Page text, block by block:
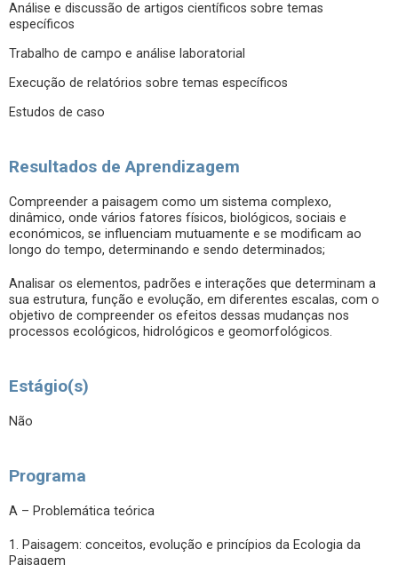
Análise e discussão de artigos científicos sobre temas
específicos
Trabalho de campo e análise laboratorial
Execução de relatórios sobre temas específicos
Estudos de caso
Resultados de Aprendizagem
Compreender a paisagem como um sistema complexo,
dinâmico, onde vários fatores físicos, biológicos, sociais e
económicos, se influenciam mutuamente e se modificam ao
longo do tempo, determinando e sendo determinados;
Analisar os elementos, padrões e interações que determinam a
sua estrutura, função e evolução, em diferentes escalas, com o
objetivo de compreender os efeitos dessas mudanças nos
processos ecológicos, hidrológicos e geomorfológicos.
Estágio(s)
Não
Programa
A – Problemática teórica
1. Paisagem: conceitos, evolução e princípios da Ecologia da
Paisagem